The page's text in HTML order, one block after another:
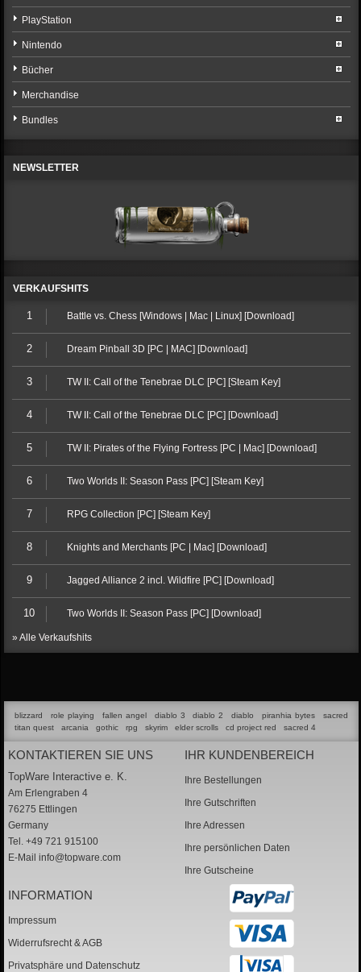
PlayStation
Nintendo
Bücher
Merchandise
Bundles
NEWSLETTER
VERKAUFSHITS
1 Battle vs. Chess [Windows | Mac | Linux] [Download]
2 Dream Pinball 3D [PC | MAC] [Download]
3 TW II: Call of the Tenebrae DLC [PC] [Steam Key]
4 TW II: Call of the Tenebrae DLC [PC] [Download]
5 TW II: Pirates of the Flying Fortress [PC | Mac] [Download]
6 Two Worlds II: Season Pass [PC] [Steam Key]
7 RPG Collection [PC] [Steam Key]
8 Knights and Merchants [PC | Mac] [Download]
9 Jagged Alliance 2 incl. Wildfire [PC] [Download]
10 Two Worlds II: Season Pass [PC] [Download]
» Alle Verkaufshits
blizzard role playing fallen angel diablo 3 diablo 2 diablo piranhia bytes
sacred
titan quest
arcania gothic rpg skyrim elder scrolls cd project red sacred 4
KONTAKTIEREN SIE UNS
TopWare Interactive e. K.
Am Erlengraben 4
76275 Ettlingen
Germany
Tel. +49 721 915100
E-Mail info@topware.com
IHR KUNDENBEREICH
Ihre Bestellungen
Ihre Gutschriften
Ihre Adressen
Ihre persönlichen Daten
Ihre Gutscheine
INFORMATION
Impressum
Widerrufsrecht & AGB
Privatsphäre und Datenschutz